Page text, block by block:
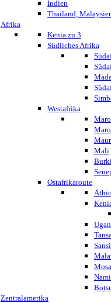
Indien
Thailand,
Afrika
Kenia zu 3
Südliches Afrika
Westafrika
Mali
Ostafrikaroute
Zentralamerika